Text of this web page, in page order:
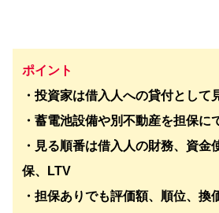
ポイント
・投資家は借入人への貸付として
・蓄電池設備や別不動産を担保に
・見る順番は借入人の財務、資金
保、LTV
・担保ありでも評価額、順位、換